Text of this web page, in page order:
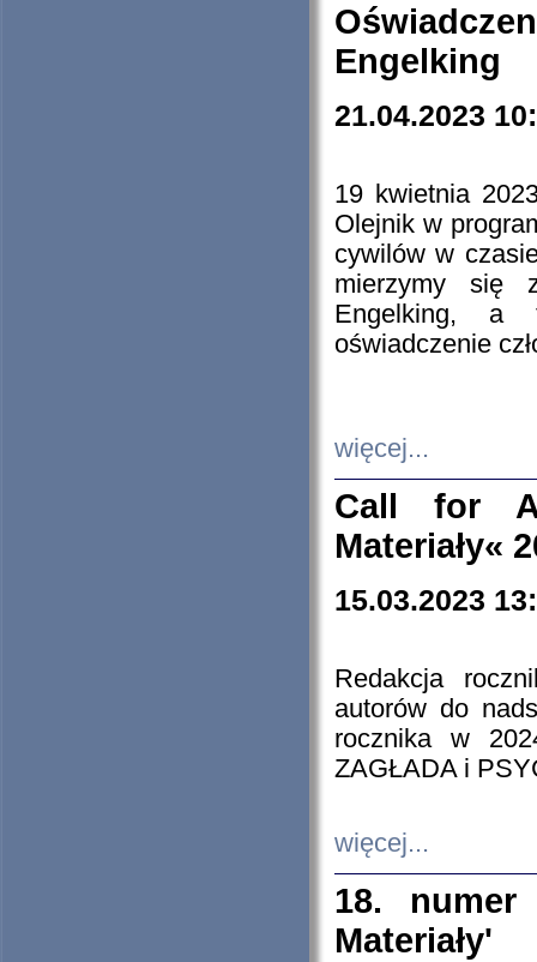
Engelking
21.04.2023
19 kwietnia
Olejnik w
cywilów w
mierzymy się
Engelking, a
oświadczenie
więcej...
Call for
Materiały«
15.03.2023
Redakcja
autorów do
rocznika w
ZAGŁADA i
więcej...
18. numer
Materiały'